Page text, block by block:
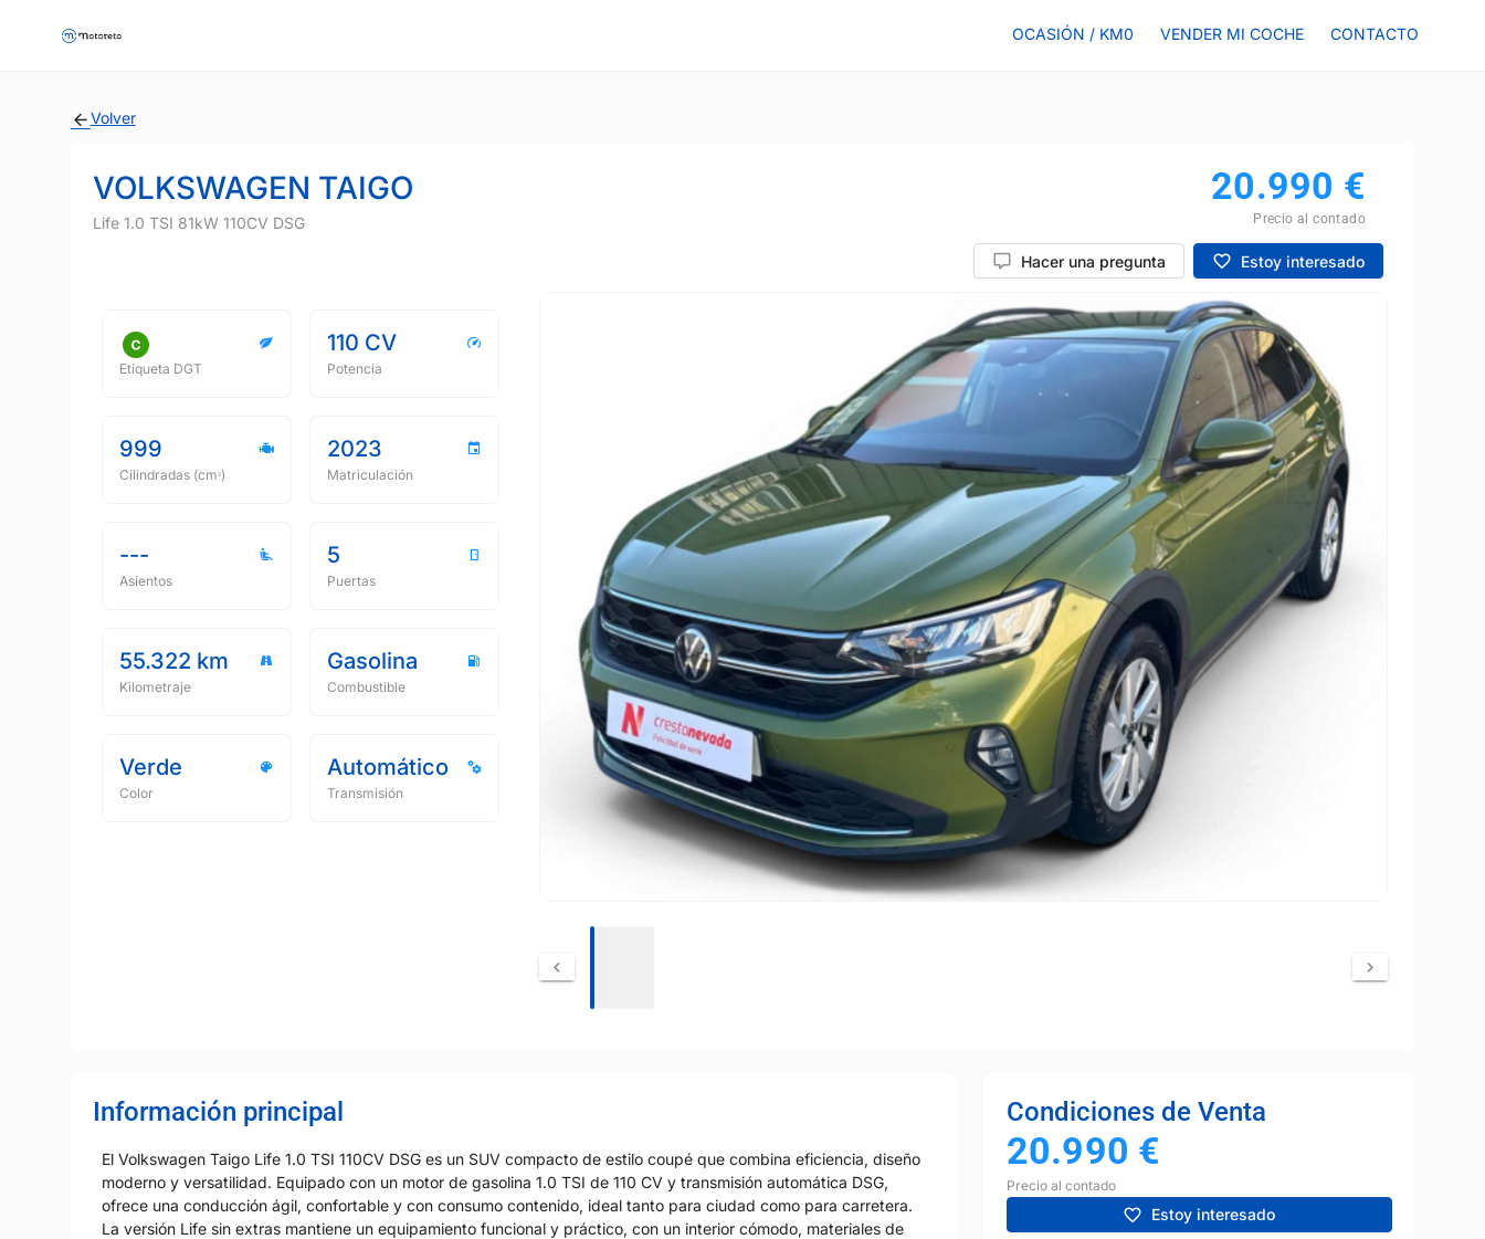
OCASIÓN / KM0 VENDER MI COCHE CONTACTO
Volver
VOLKSWAGEN TAIGO
Life 1.0 TSI 81kW 110CV DSG
20.990 €
Precio al contado
Hacer una pregunta Estoy interesado
Etiqueta DGT
110 CV
Potencia
999
Cilindradas (cmᵌ)
2023
Matriculación
---
Asientos
5
Puertas
55.322 km
Kilometraje
Gasolina
Combustible
Verde
Color
Automático
Transmisión
Información principal
El Volkswagen Taigo Life 1.0 TSI 110CV DSG es un SUV compacto de estilo coupé que combina eficiencia, diseño
moderno y versatilidad. Equipado con un motor de gasolina 1.0 TSI de 110 CV y transmisión automática DSG,
ofrece una conducción ágil, confortable y con consumo contenido, ideal tanto para ciudad como para carretera.
La versión Life sin extras mantiene un equipamiento funcional y práctico, con un interior cómodo, materiales de
Condiciones de Venta
20.990 €
Precio al contado
Estoy interesado